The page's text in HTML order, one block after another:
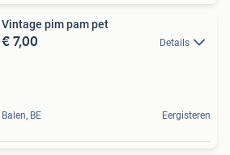
Vintage pim pam pet
€ 7,00 Details
Balen, BE Eergisteren